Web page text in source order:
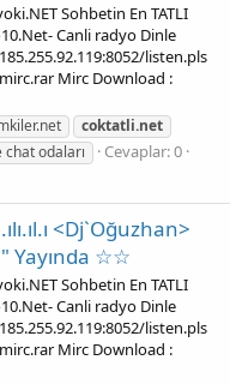
Sohbetin En TATLI
Canli radyo Dinle
listen.pls
Mirc Download :
coktatli.net
odaları
Cevaplar: 0
<Dj`Oğuzhan>
" Yayında ☆☆
Sohbetin En TATLI
Canli radyo Dinle
listen.pls
Mirc Download :